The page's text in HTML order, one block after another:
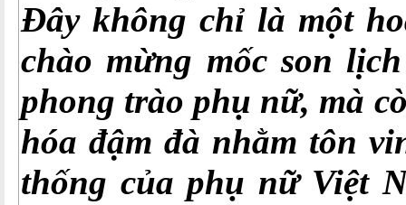
Đây không chỉ là một
chào mừng mốc son
phong trào phụ nữ, mà
hóa đậm đà nhằm tôn
thống của phụ nữ Việt